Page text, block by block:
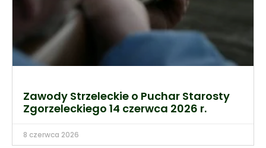
Zawody Strzeleckie o Puchar Starosty
Zgorzeleckiego 14 czerwca 2026 r.
8 czerwca 2026